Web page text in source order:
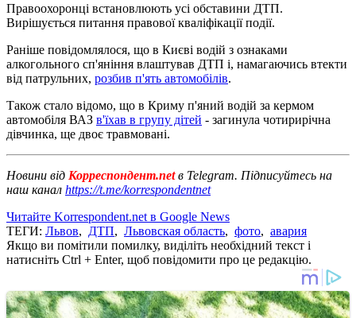
Правоохоронці встановлюють усі обставини ДТП.
Вирішується питання правової кваліфікації події.
Раніше повідомлялося, що в Києві водій з ознаками
алкогольного сп'яніння влаштував ДТП і, намагаючись втекти
від патрульних, розбив п'ять автомобілів.
Також стало відомо, що в Криму п'яний водій за кермом
автомобіля ВАЗ в'їхав в групу дітей - загинула чотирирічна
дівчинка, ще двоє травмовані.
Новини від Корреспондент.netв Telegram. Підписуйтесь на
наш канал https://t.me/korrespondentnet
Читайте Korrespondent.net в Google News
ТЕГИ: Львов, ДТП, Львовская область, фото, авария
Якщо ви помітили помилку, виділіть необхідний текст і
натисніть Ctrl + Enter, щоб повідомити про це редакцію.